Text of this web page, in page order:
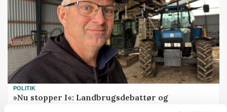
POLITIK
»Nu stopper I«: Landbrugsdebattør og